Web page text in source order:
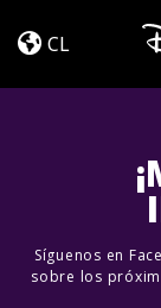
In!CL
Síguenos en
sobre los